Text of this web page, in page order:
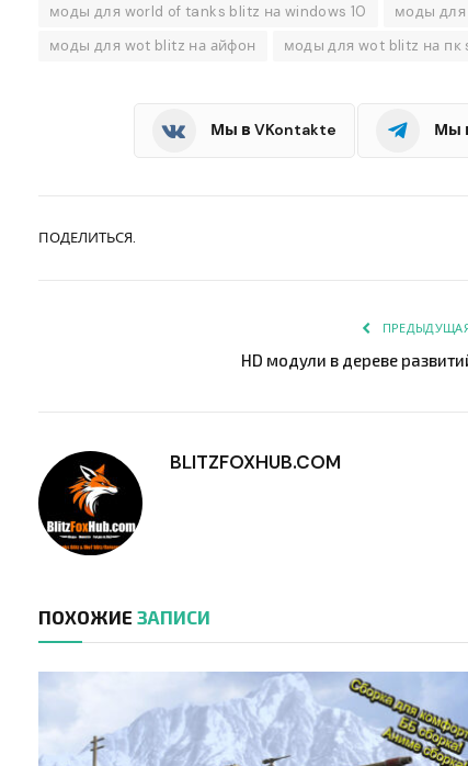
моды для world of tanks blitz на windows 10
моды для
моды для wot blitz на айфон
моды для wot blitz на пк
Мы в VKontakte Мы
ПОДЕЛИТЬСЯ.
ПРЕДЫДУЩАЯ
HD модули в дереве
BLITZFOXHUB.COM
ПОХОЖИЕ ЗАПИСИ